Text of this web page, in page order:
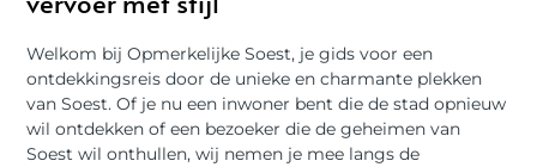
Welkom bij Opmerkelijke Soest, je gids voor een
ontdekkingsreis door de unieke en charmante plekken
van Soest. Of je nu een inwoner bent die de stad opnieuw
wil ontdekken of een bezoeker die de geheimen van
Soest wil onthullen, wij nemen je mee langs de